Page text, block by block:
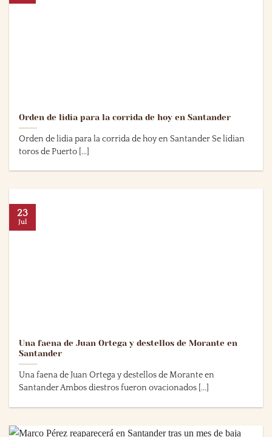
Orden de lidia para la corrida de hoy en Santander
Orden de lidia para la corrida de hoy en Santander Se lidian
toros de Puerto [...]
Una faena de Juan Ortega y destellos de Morante en
Santander
Una faena de Juan Ortega y destellos de Morante en
Santander Ambos diestros fueron ovacionados [...]
23
Jul